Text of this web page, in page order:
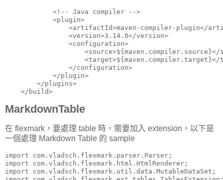
            <!-- Java compiler -->
            <plugin>
<artifactId>maven-compiler-plugin</
                <version>3.14.0</version>
                <configuration>
<source>${maven.compiler.source}</
<target>${maven.compiler.target}</
                </configuration>
            </plugin>
        </plugins>
    </build>
MarkdownTable
在 flexmark，要處理 table 時，需要加入 extension，以下是
一個處理 Markdown Table 的 sample
import com.vladsch.flexmark.parser.Parser;
import com.vladsch.flexmark.html.HtmlRenderer;
import com.vladsch.flexmark.util.data.MutableDataSet;